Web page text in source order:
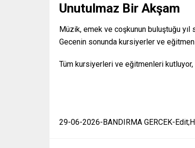
Unutulmaz Bir Akşam
Müzik, emek ve coşkunun buluştuğu yıl
Gecenin sonunda kursiyerler ve
Tüm kursiyerleri ve eğitmenleri kutluyor,
29-06-2026-BANDIRMA GERCEK-